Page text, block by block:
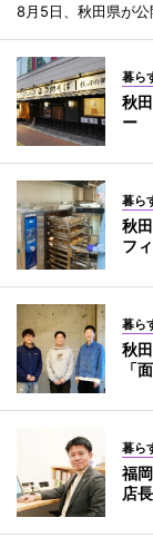
8月5日、秋田県が公
暮ら
秋
ー
暮ら
秋
フ
暮ら
秋
「
暮ら
福
店